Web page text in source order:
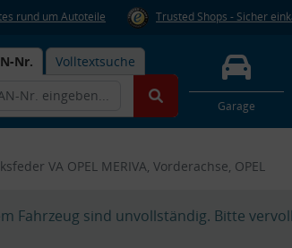
rund um Autoteile Trusted Shops - Sicher
Nr. Volltextsuche
Garage
VA OPEL MERIVA, Vorderachse, OPEL
Fahrzeug sind unvollständig. Bitte